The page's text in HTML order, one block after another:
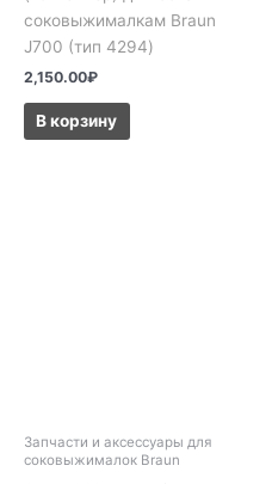
соковыжималкам Braun
J700 (тип 4294)
2,150.00₽
В корзину
Запчасти и аксессуары для
соковыжималок Braun